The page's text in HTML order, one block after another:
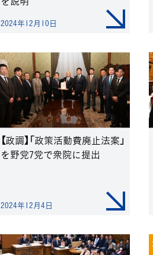
2024年12月10日
【政調】「政策活動費廃止法案」
を野党7党で衆院に提出
2024年12月4日